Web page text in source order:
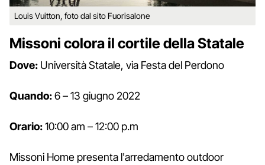
Louis Vuitton, foto dal sito Fuorisalone
Missoni colora il cortile della Statale
Dove: Università Statale, via Festa del Perdono
Quando:6 – 13 giugno 2022
Orario:10:00 am – 12:00 p.m
Missoni Home presenta l'arredamento outdoor